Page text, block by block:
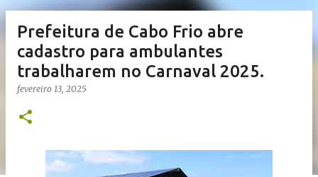
Prefeitura de Cabo Frio abre
cadastro para ambulantes
trabalharem no Carnaval 2025.
fevereiro 13, 2025